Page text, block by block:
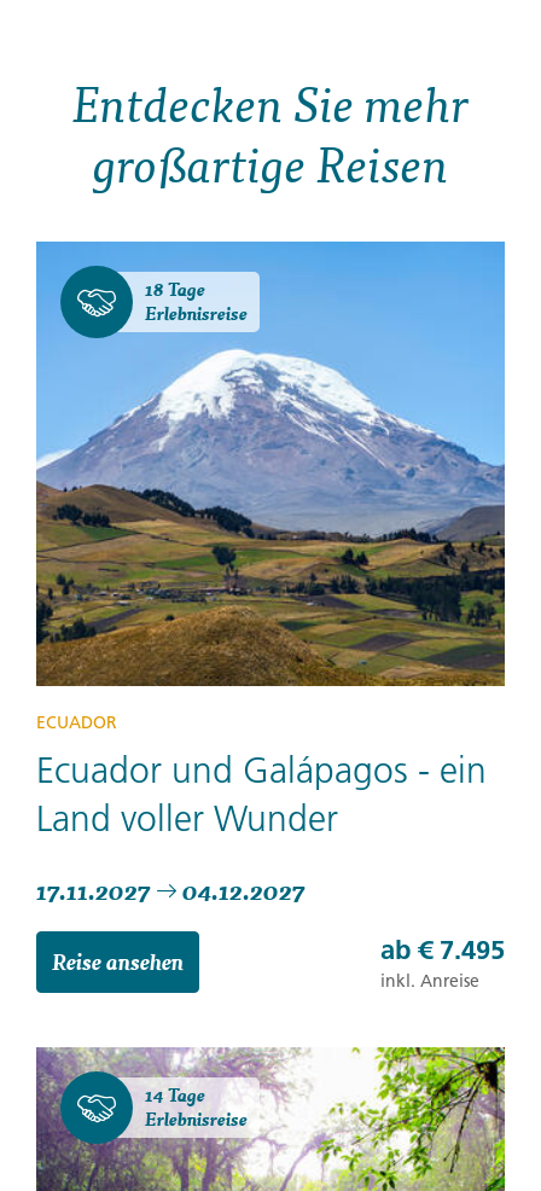
Entdecken Sie mehr
großartige Reisen
18 Tage
Erlebnisreise
ECUADOR
Ecuador und Galápagos - ein
Land voller Wunder
17.11.2027 04.12.2027
Reise ansehen ab € 7.495
inkl. Anreise
14 Tage
Erlebnisreise